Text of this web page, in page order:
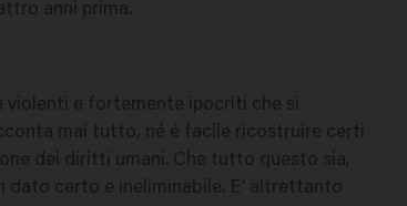
anni prima.
e fortemente ipocriti che si
mai tutto, né é facile ricostruire certi
dei diritti umani. Che tutto questo sia,
dato certo e ineliminabile. E' altrettanto